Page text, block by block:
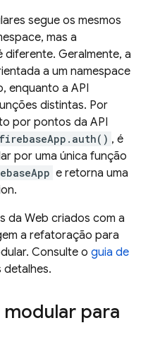
segue os mesmos
mas a
Geralmente, a
a um namespace
enquanto a API
distintas. Por
por pontos da API
firebaseApp.auth() , é
por uma única função
e retorna uma
.
da Web criados com a
a refatoração para
Consulte o guia de
detalhes.
modular para